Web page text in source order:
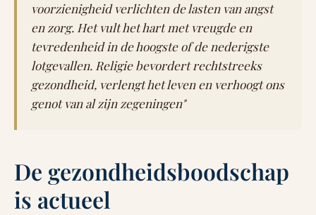
voorzienigheid verlichten de lasten van angst
en zorg. Het vult het hart met vreugde en
tevredenheid in de hoogste of de nederigste
lotgevallen. Religie bevordert rechtstreeks
gezondheid, verlengt het leven en verhoogt ons
genot van al zijn zegeningen"
De gezondheidsboodschap
is actueel